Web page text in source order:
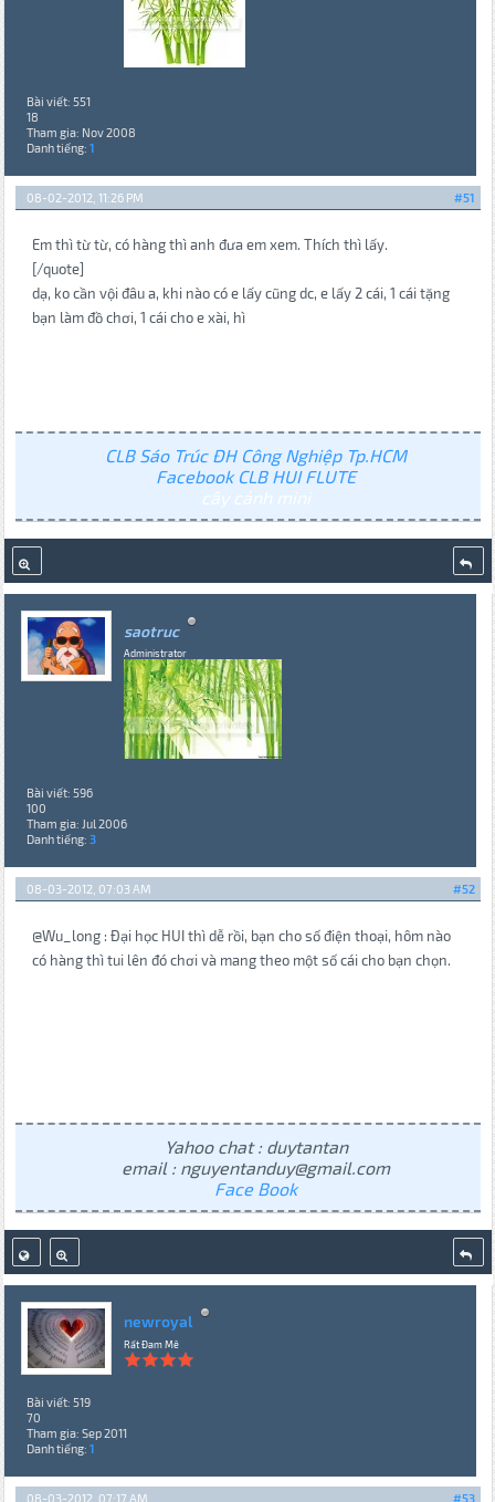
Bài viết: 551
18
Tham gia: Nov 2008
Danh tiếng: 1
#51
08-02-2012, 11:26 PM
Em thì từ từ, có hàng thì anh đưa em xem. Thích thì lấy.
[/quote]
dạ, ko cần vội đâu a, khi nào có e lấy cũng dc, e lấy 2 cái, 1 cái tặng
bạn làm đồ chơi, 1 cái cho e xài, hì
CLB Sáo Trúc ĐH Công Nghiệp Tp.HCM
Facebook CLB HUI FLUTE
cây cảnh mini
saotruc
Administrator
Bài viết: 596
100
Tham gia: Jul 2006
Danh tiếng: 3
#52
08-03-2012, 07:03 AM
@Wu_long : Đại học HUI thì dễ rồi, bạn cho số điện thoại, hôm nào
có hàng thì tui lên đó chơi và mang theo một số cái cho bạn chọn.
Yahoo chat : duytantan
email : nguyentanduy@gmail.com
Face Book
newroyal
Rất Đam Mê
Bài viết: 519
70
Tham gia: Sep 2011
Danh tiếng: 1
#53
08-03-2012, 07:17 AM